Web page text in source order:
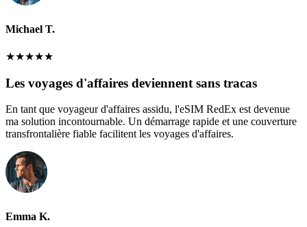
Michael T.
★★★★★
Les voyages d'affaires deviennent sans tracas
En tant que voyageur d'affaires assidu, l'eSIM RedEx est devenue
ma solution incontournable. Un démarrage rapide et une couverture
transfrontalière fiable facilitent les voyages d'affaires.
Emma K.